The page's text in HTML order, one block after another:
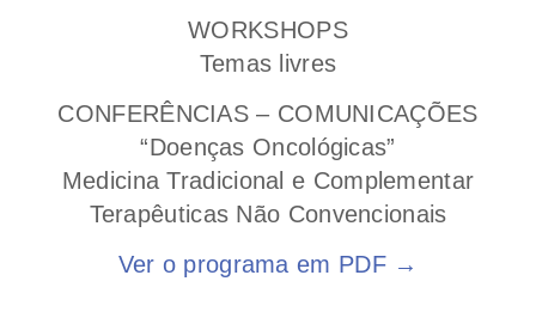
WORKSHOPS
Temas livres
CONFERÊNCIAS – COMUNICAÇÕES
“Doenças Oncológicas”
Medicina Tradicional e Complementar
Terapêuticas Não Convencionais
Ver o programa em PDF →